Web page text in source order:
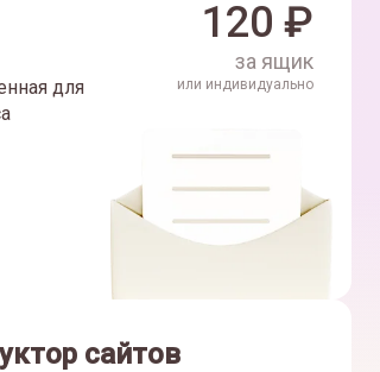
для
120 ₽
за ящик
или индивидуально
сайтов